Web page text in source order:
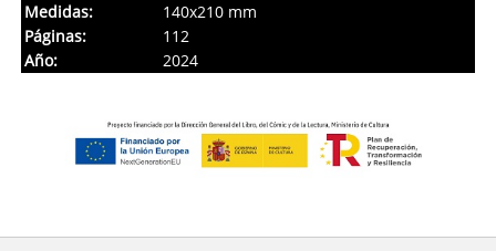
Medidas:
140x210 mm
Páginas:
112
Año:
2024